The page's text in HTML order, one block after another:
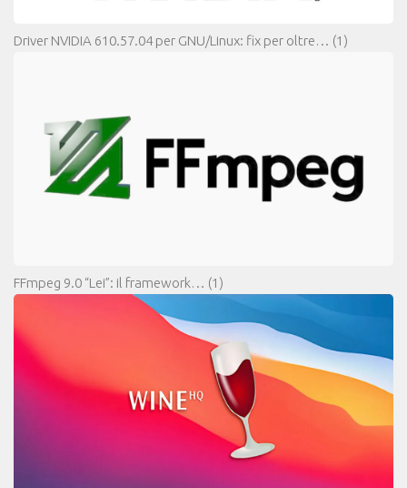
Driver NVIDIA 610.57.04 per GNU/Linux: fix per oltre… (1)
FFmpeg 9.0 “Lei”: il framework… (1)